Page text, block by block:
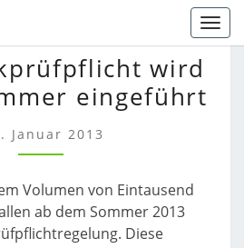
WIRD
DIESEN
SOMMER
EINGEFÜHRT
wird
eingeführt
Januar 2013
Volumen von Eintausend
ab dem Sommer 2013
Diese